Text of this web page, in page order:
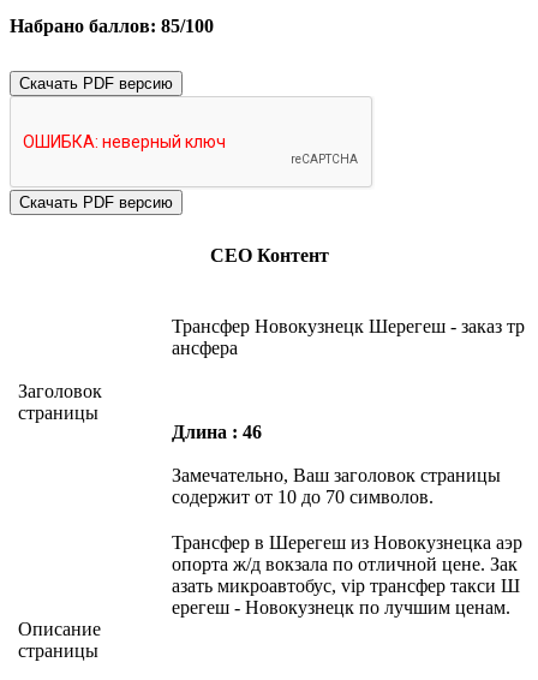
Набрано баллов: 85/100
Скачать PDF версию
СЕО Контент
Заголовок
страницы
Трансфер Новокузнецк Шерегеш - заказ тр
ансфера
Длина : 46
Замечательно, Ваш заголовок страницы
содержит от 10 до 70 символов.
Описание
страницы
Трансфер в Шерегеш из Новокузнецка аэр
опорта ж/д вокзала по отличной цене. Зак
азать микроавтобус, vip трансфер такси Ш
ерегеш - Новокузнецк по лучшим ценам.